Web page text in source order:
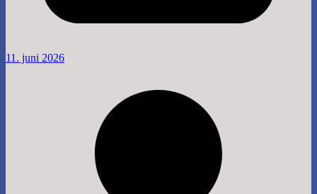
11. juni 2026